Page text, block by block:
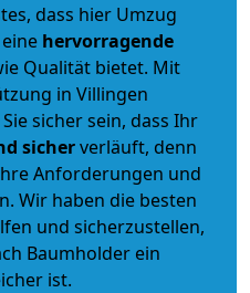
dass hier Umzug
hervorragende
Qualität bietet. Mit
in Villingen
sicher sein, dass Ihr
sicherverläuft, denn
Anforderungen und
Wir haben die besten
und sicherzustellen,
Baumholder ein
ist.